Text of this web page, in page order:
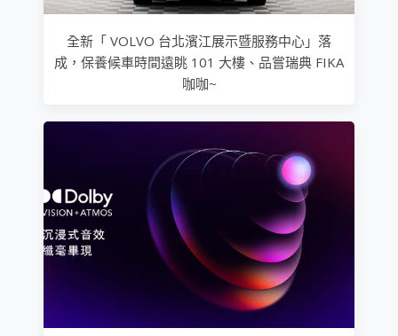
全新「 VOLVO 台北濱江展示暨服務中心」落
成，保養候車時間遠眺 101 大樓、品嘗瑞典 FIKA
咖咖~